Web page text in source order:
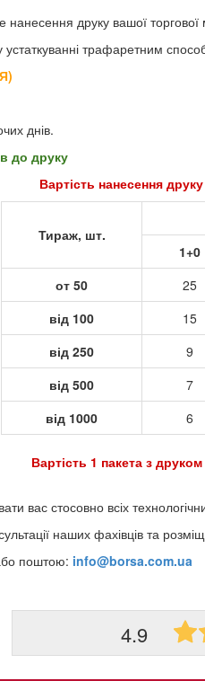
нанесення друку вашої
устаткуванні трафаретним
днів.
до друку
Вартість нанесення
Тираж, шт.
1+0
от 50
25
від 100
15
від 250
9
від 500
7
від 1000
6
Вартість 1 пакета з
вас стосовно всіх
наших фахівців та
поштою: info@borsa.com.ua
4.9